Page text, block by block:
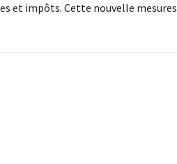
et impôts. Cette nouvelle mesures